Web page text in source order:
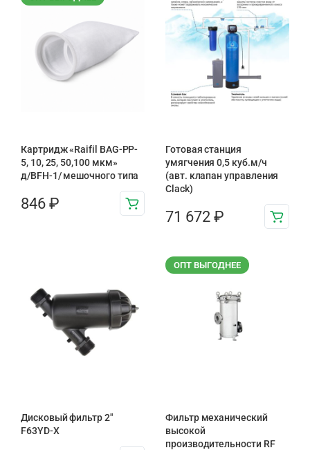
Картридж «Raifil BAG-PP-
5, 10, 25, 50,100 мкм»
д/BFH-1/ мешочного типа
846 ₽
Готовая станция
умягчения 0,5 куб.м/ч
(авт. клапан управления
Clack)
71 672 ₽
Дисковый фильтр 2"
F63YD-X
ОПТ ВЫГОДНЕЕ
Фильтр механический
высокой
производительности RF